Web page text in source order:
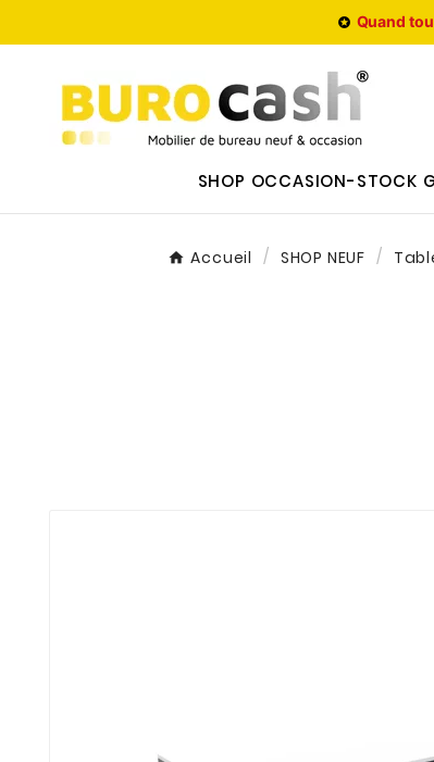
 Quand
SHOP OCCASION-STOCK
Accueil SHOP NEUF